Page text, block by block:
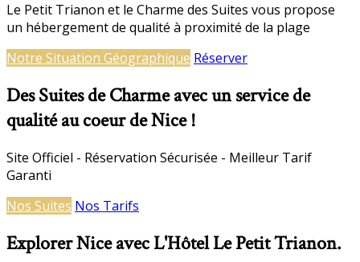
Le Petit Trianon et le Charme des Suites vous propose
un hébergement de qualité à proximité de la plage
Notre Situation Géographique Réserver
Des Suites de Charme avec un service de
qualité au coeur de Nice !
Site Officiel - Réservation Sécurisée - Meilleur Tarif
Garanti
Nos Suites Nos Tarifs
Explorer Nice avec L'Hôtel Le Petit Trianon.